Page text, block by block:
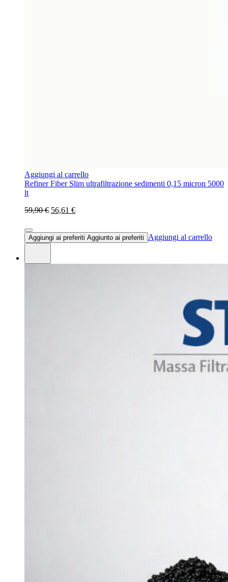
Aggiungi al carrello
Refiner Fiber Slim ultrafiltrazione sedimenti 0,15 micron 5000
lt
59,90 € 56,61 €
Aggiungi ai preferiti Aggiunto ai preferiti Aggiungi al carrello